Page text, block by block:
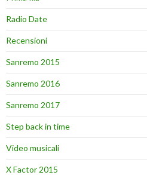
Radio Date
Recensioni
Sanremo 2015
Sanremo 2016
Sanremo 2017
Step back in time
Video musicali
X Factor 2015